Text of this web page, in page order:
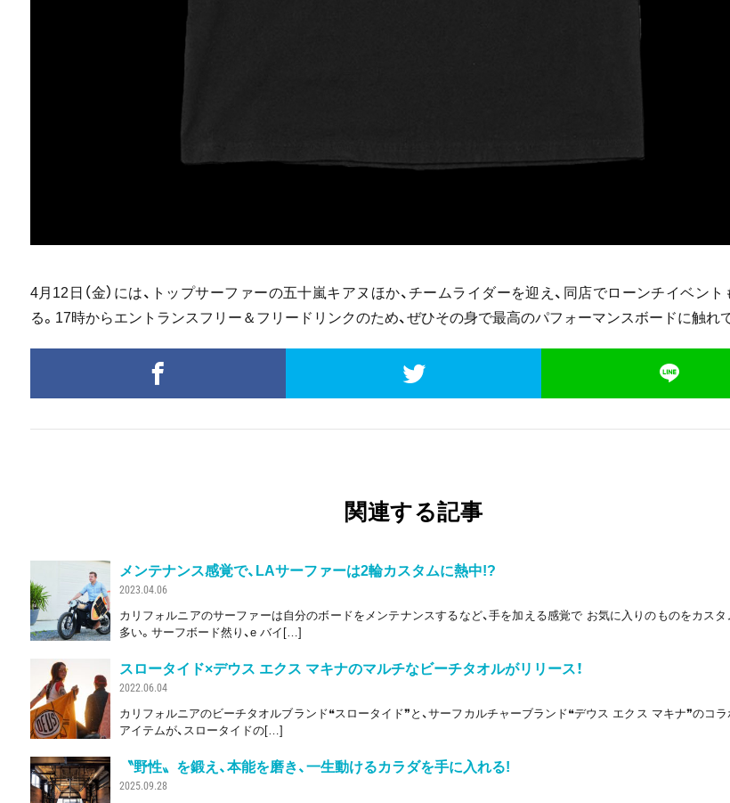
4月12日（金）には、トップサーファーの五十嵐キアヌほか、チームライダーを迎え、同店でローンチイベン
る。17時からエントランスフリー＆フリードリンクのため、ぜひその身で最高のパフォーマンスボードに触れて
関連する記事
メンテナンス感覚で、LAサーファーは2輪カスタムに熱中!?
2023.04.06
カリフォルニアのサーファーは自分のボードをメンテナンスするなど、手を加える感覚で お気に入りのものをカス
多い。サーフボード然り、e バイ[…]
スロータイド×デウス エクス マキナのマルチなビーチタオルがリリース！
2022.06.04
カリフォルニアのビーチタオルブランド❝スロータイド❞と、サーフカルチャーブランド❝デウス エクス マキナ❞のコ
アイテムが、スロータイドの[…]
〝野性〟を鍛え、本能を磨き、一生動けるカラダを手に入れる!
2025.09.28